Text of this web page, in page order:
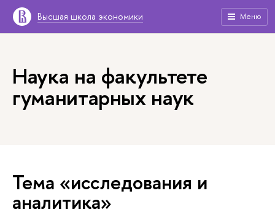
Высшая школа экономики Меню
Наука на факультете
гуманитарных наук
Тема «исследования и
аналитика»